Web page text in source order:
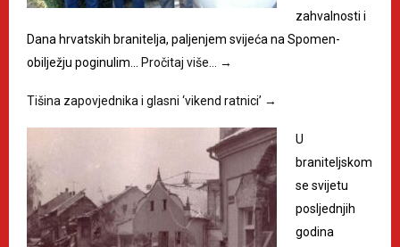
zahvalnosti i
Dana hrvatskih branitelja, paljenjem svijeća na Spomen-
obilježju poginulim…
Pročitaj više… →
Tišina zapovjednika i glasni ‘vikend ratnici’ →
U
braniteljskom
se svijetu
posljednjih
godina